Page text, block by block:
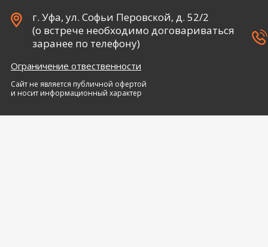
г. Уфа, ул. Софьи Перовской, д. 52/2
(о встрече необходимо договариваться
заранее по телефону)
Ограничение отвественности
Сайт не является публичной офертой
и носит информационный характер